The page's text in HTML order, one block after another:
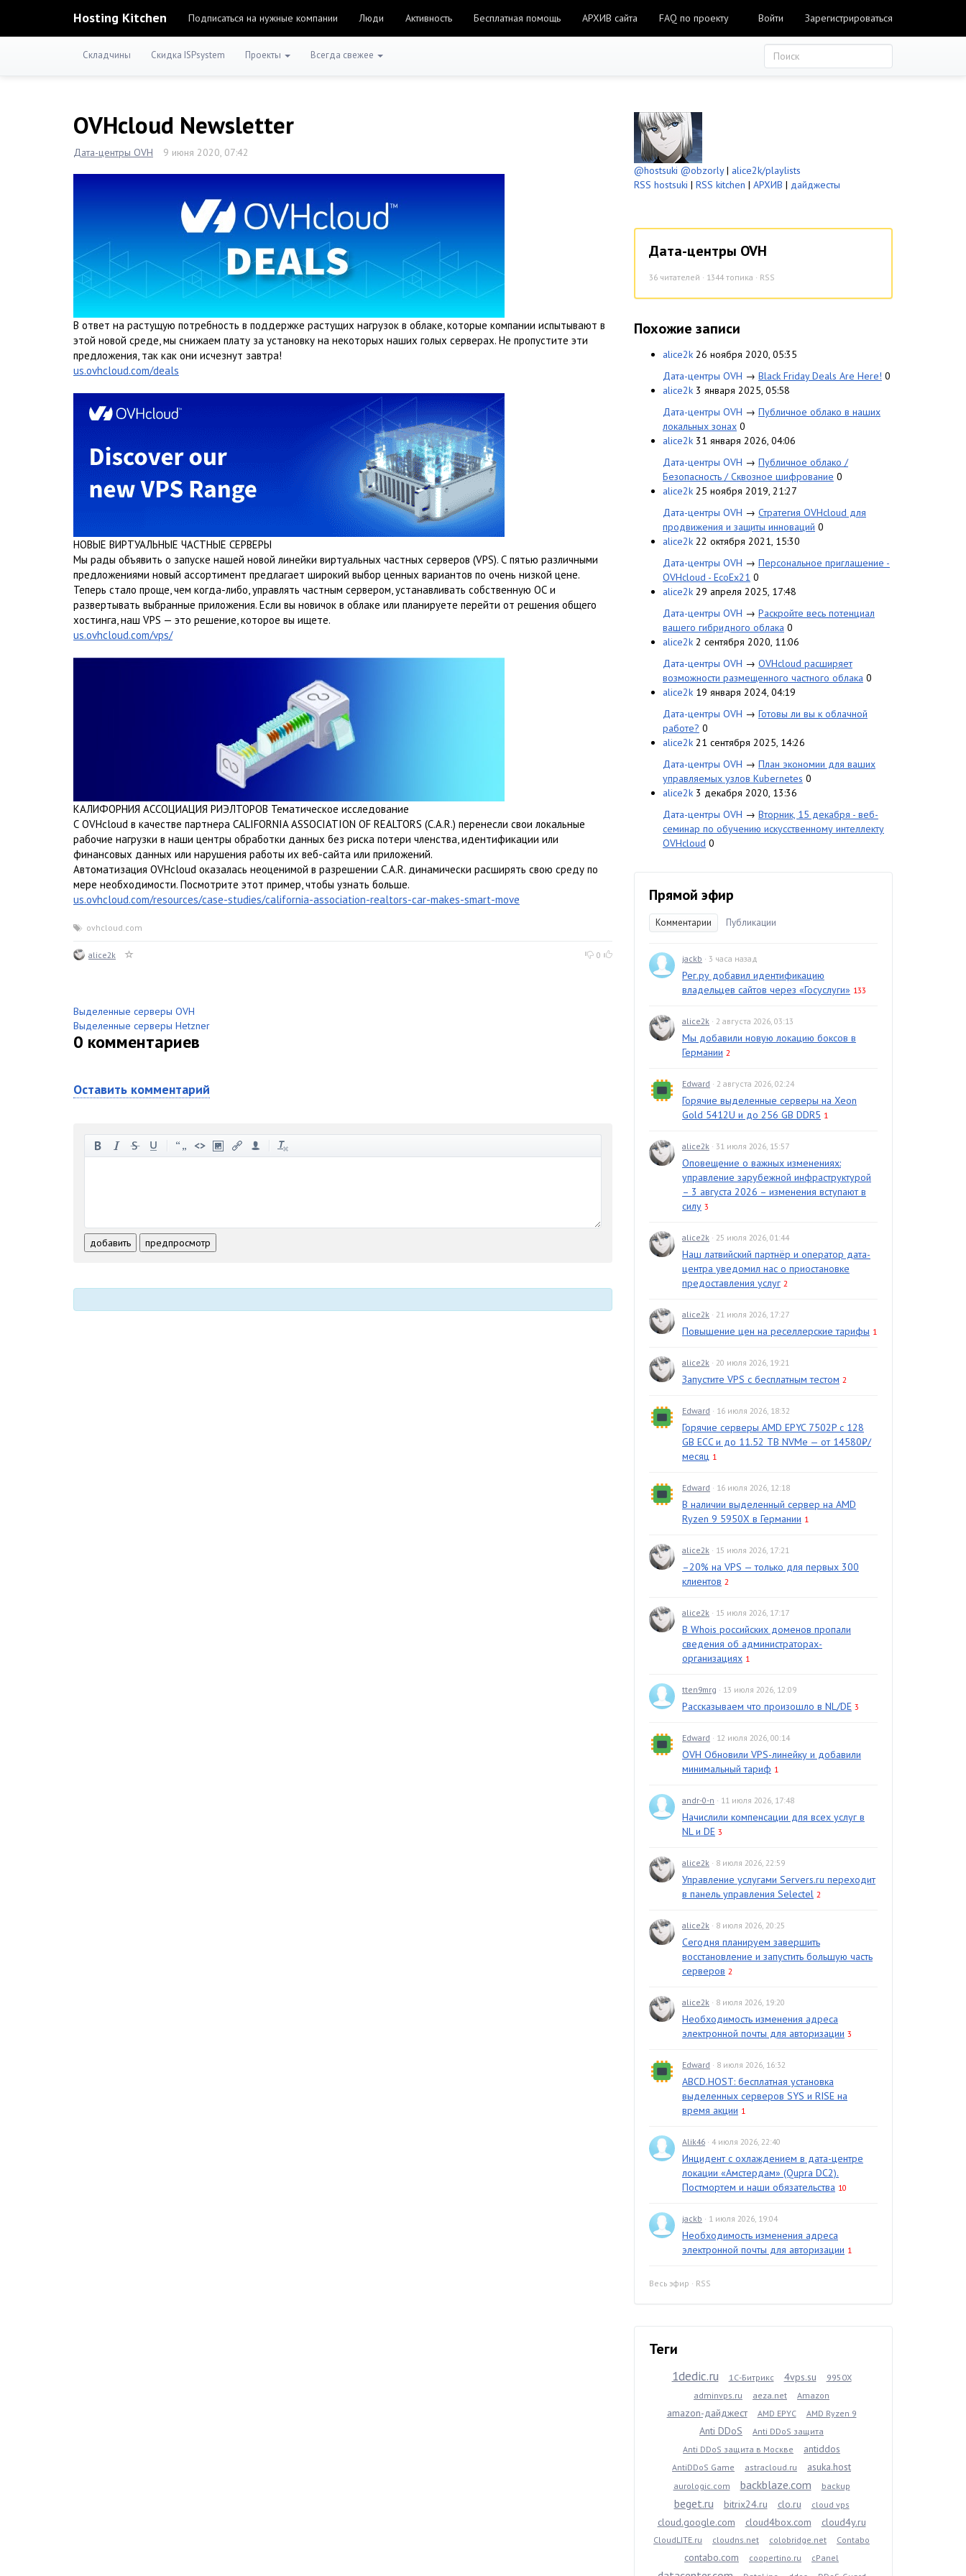
Hosting Kitchen Подписаться на нужные компании Люди Активность Бесплатная помощь АРХИВ сайта FAQ по проекту Войти Зарегистрироваться
Складчины Скидка ISPsystem Проекты Всегда свежее
OVHcloud Newsletter
Дата-центры OVH 9 июня 2020, 07:42
В ответ на растущую потребность в поддержке растущих нагрузок в облаке, которые компании испытывают в
этой новой среде, мы снижаем плату за установку на некоторых наших голых серверах. Не пропустите эти
предложения, так как они исчезнут завтра!
us.ovhcloud.com/deals
НОВЫЕ ВИРТУАЛЬНЫЕ ЧАСТНЫЕ СЕРВЕРЫ
Мы рады объявить о запуске нашей новой линейки виртуальных частных серверов (VPS). С пятью различными
предложениями новый ассортимент предлагает широкий выбор ценных вариантов по очень низкой цене.
Теперь стало проще, чем когда-либо, управлять частным сервером, устанавливать собственную ОС и
развертывать выбранные приложения. Если вы новичок в облаке или планируете перейти от решения общего
хостинга, наш VPS — это решение, которое вы ищете.
us.ovhcloud.com/vps/
КАЛИФОРНИЯ АССОЦИАЦИЯ РИЭЛТОРОВ Тематическое исследование
С OVHcloud в качестве партнера CALIFORNIA ASSOCIATION OF REALTORS (C.A.R.) перенесли свои локальные
рабочие нагрузки в наши центры обработки данных без риска потери членства, идентификации или
финансовых данных или нарушения работы их веб-сайта или приложений.
Автоматизация OVHcloud оказалась неоценимой в разрешении C.A.R. динамически расширять свою среду по
мере необходимости. Посмотрите этот пример, чтобы узнать больше.
us.ovhcloud.com/resources/case-studies/california-association-realtors-car-makes-smart-move
ovhcloud.com
alice2k 0
Выделенные серверы OVH
Выделенные серверы Hetzner
0 комментариев
Оставить комментарий
-
-
-
добавить предпросмотр
@hostsuki @obzorly| alice2k/playlists
RSS hostsuki | RSS kitchen | АРХИВ | дайджесты
Дата-центры OVH
36 читателей · 1344 топика · RSS
Похожие записи
alice2k 26 ноября 2020, 05:35
Дата-центры OVH → Black Friday Deals Are Here! 0
alice2k 3 января 2025, 05:58
Дата-центры OVH → Публичное облако в наших
локальных зонах 0
alice2k 31 января 2026, 04:06
Дата-центры OVH → Публичное облако /
Безопасность / Сквозное шифрование 0
alice2k 25 ноября 2019, 21:27
Дата-центры OVH → Стратегия OVHcloud для
продвижения и защиты инноваций 0
alice2k 22 октября 2021, 15:30
Дата-центры OVH → Персональное приглашение -
OVHcloud - EcoEx21 0
alice2k 29 апреля 2025, 17:48
Дата-центры OVH → Раскройте весь потенциал
вашего гибридного облака 0
alice2k 2 сентября 2020, 11:06
Дата-центры OVH → OVHcloud расширяет
возможности размещенного частного облака 0
alice2k 19 января 2024, 04:19
Дата-центры OVH → Готовы ли вы к облачной
работе? 0
alice2k 21 сентября 2025, 14:26
Дата-центры OVH → План экономии для ваших
управляемых узлов Kubernetes 0
alice2k 3 декабря 2020, 13:36
Дата-центры OVH → Вторник, 15 декабря - веб-
семинар по обучению искусственному интеллекту
OVHcloud 0
Прямой эфир
Комментарии Публикации
jackb · 3 часа назад
Рег.ру добавил идентификацию
владельцев сайтов через «Госуслуги» 133
alice2k · 2 августа 2026, 03:13
Мы добавили новую локацию боксов в
Германии 2
Edward · 2 августа 2026, 02:24
Горячие выделенные серверы на Xeon
Gold 5412U и до 256 GB DDR5 1
alice2k · 31 июля 2026, 15:57
Оповещение о важных изменениях:
управление зарубежной инфраструктурой
– 3 августа 2026 – изменения вступают в
силу 3
alice2k · 25 июля 2026, 01:44
Наш латвийский партнёр и оператор дата-
центра уведомил нас о приостановке
предоставления услуг 2
alice2k · 21 июля 2026, 17:27
Повышение цен на реселлерские тарифы 1
alice2k · 20 июля 2026, 19:21
Запустите VPS с бесплатным тестом 2
Edward · 16 июля 2026, 18:32
Горячие серверы AMD EPYC 7502P с 128
GB ECC и до 11.52 TB NVMe — от 14580₽/
месяц 1
Edward · 16 июля 2026, 12:18
В наличии выделенный сервер на AMD
Ryzen 9 5950X в Германии 1
alice2k · 15 июля 2026, 17:21
–20% на VPS — только для первых 300
клиентов 2
alice2k · 15 июля 2026, 17:17
В Whois российских доменов пропали
сведения об администраторах-
организациях 1
tten9mrg · 13 июля 2026, 12:09
Рассказываем что произошло в NL/DE 3
Edward · 12 июля 2026, 00:14
OVH Обновили VPS-линейку и добавили
минимальный тариф 1
andr-0-n · 11 июля 2026, 17:48
Начислили компенсации для всех услуг в
NL и DE 3
alice2k · 8 июля 2026, 22:59
Управление услугами Servers.ru переходит
в панель управления Selectel 2
alice2k · 8 июля 2026, 20:25
Сегодня планируем завершить
восстановление и запустить большую часть
серверов 2
alice2k · 8 июля 2026, 19:20
Необходимость изменения адреса
электронной почты для авторизации 3
Edward · 8 июля 2026, 16:32
ABCD.HOST: бесплатная установка
выделенных серверов SYS и RISE на
время акции 1
Alik46 · 4 июля 2026, 22:40
Инцидент с охлаждением в дата-центре
локации «Амстердам» (Qupra DC2).
Постмортем и наши обязательства 10
jackb · 1 июля 2026, 19:04
Необходимость изменения адреса
электронной почты для авторизации 1
Весь эфир · RSS
Теги
1dedic.ru 1С-Битрикс 4vps.su
9950X
adminvps.ru
aeza.net Amazon
amazon-дайджест AMD EPYC AMD Ryzen 9
Anti DDoS
Anti DDoS защита
Anti DDoS защита в Москве
antiddos
AntiDDoS Game astracloud.ru asuka.host
aurologic.com backblaze.com backup
beget.ru bitrix24.ru clo.ru cloud vps
cloud.google.com cloud4box.com cloud4y.ru
CloudLITE.ru cloudns.net colobridge.net Contabo
contabo.com coopertino.ru cPanel